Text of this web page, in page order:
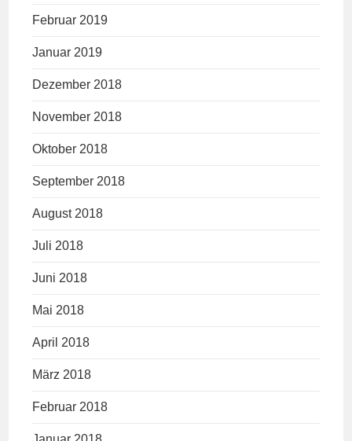
Februar 2019
Januar 2019
Dezember 2018
November 2018
Oktober 2018
September 2018
August 2018
Juli 2018
Juni 2018
Mai 2018
April 2018
März 2018
Februar 2018